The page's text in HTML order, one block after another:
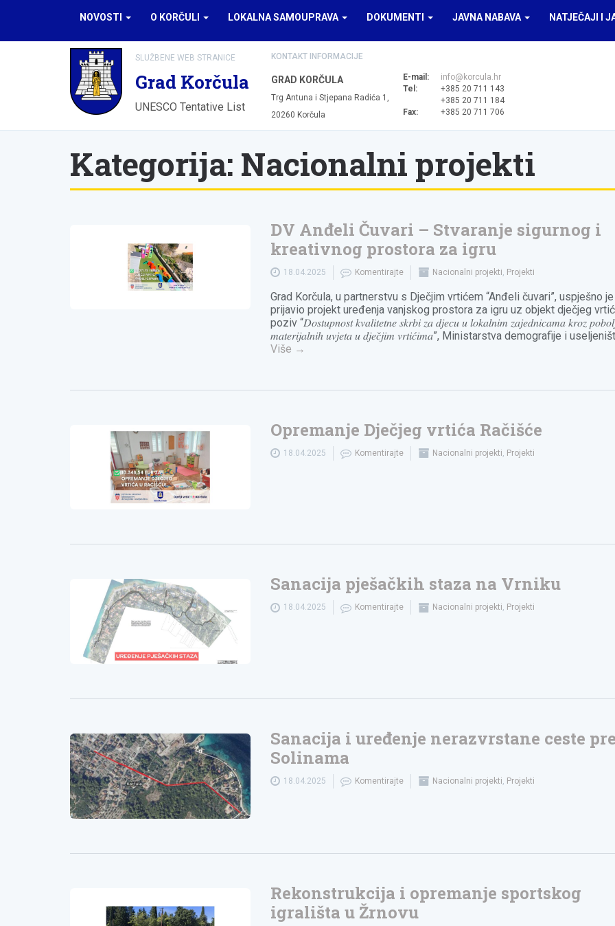
NOVOSTI O KORČULI LOKALNA SAMOUPRAVA DOKUMENTI JAVNA NABAVA NATJEČAJI I
SLUŽBENE WEB STRANICE
Grad Korčula
UNESCO Tentative List
KONTAKT INFORMACIJE
GRAD KORČULA
Trg Antuna i Stjepana Radića 1,
20260 Korčula
E-mail:
info@korcula.hr
Tel:
+385 20 711 143
+385 20 711 184
Fax:
+385 20 711 706
Kategorija: Nacionalni projekti
DV Anđeli Čuvari – Stvaranje sigurnog i
kreativnog prostora za igru
18.04.2025 Komentirajte Nacionalni projekti Projekti
Grad Korčula, u partnerstvu s Dječjim vrtićem “Anđeli čuvari”, uspješno je
prijavio projekt uređenja vanjskog prostora za igru uz objekt dječjeg
poziv “𝐷𝑜𝑠𝑡𝑢𝑝𝑛𝑜𝑠𝑡 𝑘𝑣𝑎𝑙𝑖𝑡𝑒𝑡𝑛𝑒 𝑠𝑘𝑟𝑏𝑖 𝑧𝑎 𝑑𝑗𝑒𝑐𝑢 𝑢 𝑙𝑜𝑘𝑎𝑙𝑛𝑖𝑚 𝑧𝑎𝑗𝑒𝑑𝑛𝑖𝑐𝑎𝑚𝑎 𝑘𝑟𝑜𝑧
𝑚𝑎𝑡𝑒𝑟𝑖𝑗𝑎𝑙𝑛𝑖ℎ 𝑢𝑣𝑗𝑒𝑡𝑎 𝑢 𝑑𝑗𝑒𝑐̌𝑗𝑖𝑚 𝑣𝑟𝑡𝑖𝑐́𝑖𝑚𝑎”, Ministarstva demografije i
Više →
Opremanje Dječjeg vrtića Račišće
18.04.2025 Komentirajte Nacionalni projekti Projekti
Sanacija pješačkih staza na Vrniku
18.04.2025 Komentirajte Nacionalni projekti, Projekti
Sanacija i uređenje nerazvrstane ceste
Solinama
18.04.2025 Komentirajte Nacionalni projekti, Projekti
Rekonstrukcija i opremanje sportskog
igrališta u Žrnovu